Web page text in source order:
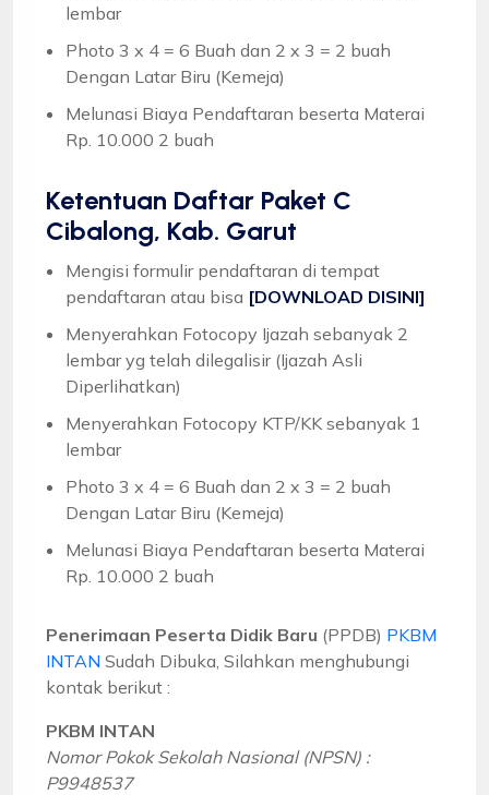
lembar
Photo 3 x 4 = 6 Buah dan 2 x 3 = 2 buah
Dengan Latar Biru (Kemeja)
Melunasi Biaya Pendaftaran beserta Materai
Rp. 10.000 2 buah
Ketentuan Daftar Paket C
Cibalong, Kab. Garut
Mengisi formulir pendaftaran di tempat
pendaftaran atau bisa [DOWNLOAD DISINI]
Menyerahkan Fotocopy Ijazah sebanyak 2
lembar yg telah dilegalisir (Ijazah Asli
Diperlihatkan)
Menyerahkan Fotocopy KTP/KK sebanyak 1
lembar
Photo 3 x 4 = 6 Buah dan 2 x 3 = 2 buah
Dengan Latar Biru (Kemeja)
Melunasi Biaya Pendaftaran beserta Materai
Rp. 10.000 2 buah
Penerimaan Peserta Didik Baru (PPDB) PKBM
INTAN Sudah Dibuka, Silahkan menghubungi
kontak berikut :
PKBM INTAN
Nomor Pokok Sekolah Nasional (NPSN) :
P9948537